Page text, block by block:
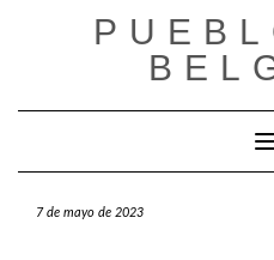
7 de mayo de 2023